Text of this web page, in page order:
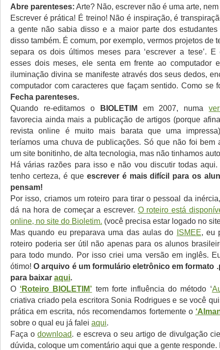
Abre parenteses: Arte? Não, escrever não é uma arte,
Escrever é prática! É treino! Não é inspiração, é
a gente não sabia disso e a maior parte dos
disso também. É comum, por exemplo, vermos projetos de
separa os dois últimos meses para ‘escrever a tese’. E
esses dois meses, ele senta em frente ao computador
iluminação divina se manifeste através dos seus dedos,
computador com caracteres que façam sentido. Como se
Fecha parenteses.
Quando re-editamos o BIOLETIMem 2007, numa
favorecia ainda mais a publicação de artigos (porque
revista online é muito mais barata que uma
teríamos uma chuva de publicações. Só que não foi bem
um site bonitinho, de alta tecnologia, mas não tinhamos
Há várias razões para isso e não vou discutir todas
tenho certeza, é que escrever é mais difícil para os
pensam!
Por isso, criamos um roteiro para tirar o pessoal da inércia,
dá na hora de começar a escrever. O roteiro está
online, no site do Bioletim. (você precisa estar logado no
Mas quando eu preparava uma das aulas do ISMEE, eu
roteiro poderia ser útil não apenas para os alunos
para todo mundo. Por isso criei uma versão em inglês.
ótimo!O arquivo é um formulário eletrônico em formato
para baixar aqui.
O ‘Roteiro BIOLETIM’ tem forte influência do método ‘
criativa criado pela escritora Sonia Rodrigues e se você
prática em escrita, nós recomendamos fortemente o
sobre o qual eu já falei aqui.
Faça odownload. e escreva o seu artigo de divulgação
dúvida, coloque um comentário aqui que a gente responde.